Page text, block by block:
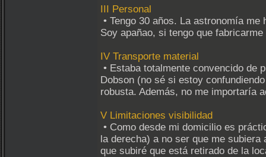
III Personal
• Tengo 30 años. La astronomía
Soy apañao, si tengo que
IV Transporte material
• Estaba totalmente convencido de
Dobson (no sé si estoy
robusta. Además, no me importaría
V Limitaciones visibilidad
• Como desde mi domicilio es
la derecha) a no ser que me
que subiré que está retirado de la